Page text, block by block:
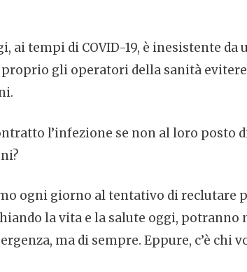
ai tempi di COVID-19, è inesistente
proprio gli operatori della sanità
l’infezione se non al loro
ogni giorno al tentativo di
la vita e la salute oggi,
ma di sempre. Eppure, c’è